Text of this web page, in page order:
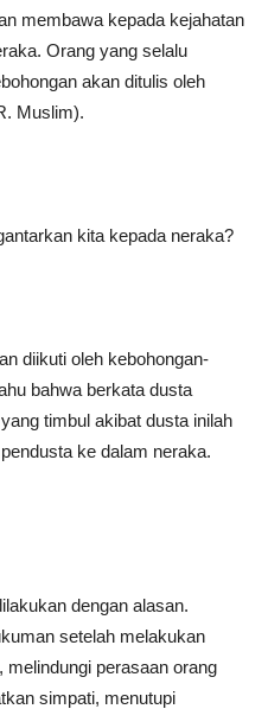
membawa kepada kejahatan
Orang yang selalu
akan ditulis oleh
Muslim).
kita kepada neraka?
diikuti oleh kebohongan-
bahwa berkata dusta
timbul akibat dusta inilah
ke dalam neraka.
dengan alasan.
setelah melakukan
perasaan orang
simpati, menutupi